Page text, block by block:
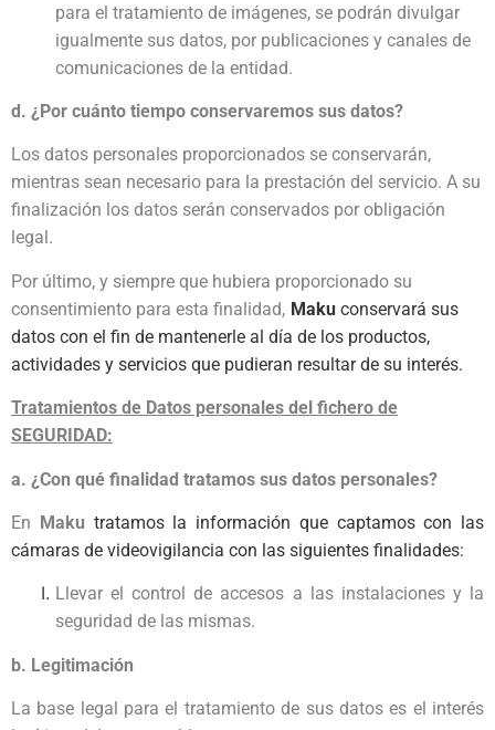
para el tratamiento de imágenes, se podrán divulgar
igualmente sus datos, por publicaciones y canales de
comunicaciones de la entidad.
d. ¿Por cuánto tiempo conservaremos sus datos?
Los datos personales proporcionados se conservarán,
mientras sean necesario para la prestación del servicio. A su
finalización los datos serán conservados por obligación
legal.
Por último, y siempre que hubiera proporcionado su
consentimiento para esta finalidad, Maku conservará sus
datos con el fin de mantenerle al día de los productos,
actividades y servicios que pudieran resultar de su interés.
Tratamientos de Datos personales del fichero de
SEGURIDAD:
a. ¿Con qué finalidad tratamos sus datos personales?
En Maku tratamos la información que captamos con las
cámaras de videovigilancia con las siguientes finalidades:
Llevar el control de accesos a las instalaciones y la
seguridad de las mismas.
b. Legitimación
La base legal para el tratamiento de sus datos es el interés